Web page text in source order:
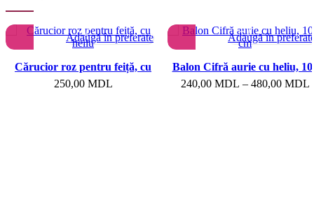
Adaugă în preferate
Cărucior roz pentru feiță, cu
heliu
250,00 MDL
Adaugă în
Balon Cifră aurie cu heliu,
240,00 MDL – 480,00 MDL